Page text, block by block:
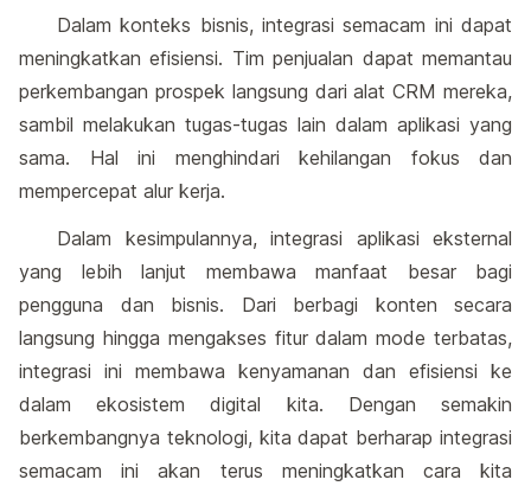
Dalam konteks bisnis, integrasi semacam ini dapat
meningkatkan efisiensi. Tim penjualan dapat memantau
perkembangan prospek langsung dari alat CRM mereka,
sambil melakukan tugas-tugas lain dalam aplikasi yang
sama. Hal ini menghindari kehilangan fokus dan
mempercepat alur kerja.
Dalam kesimpulannya, integrasi aplikasi eksternal
yang lebih lanjut membawa manfaat besar bagi
pengguna dan bisnis. Dari berbagi konten secara
langsung hingga mengakses fitur dalam mode terbatas,
integrasi ini membawa kenyamanan dan efisiensi ke
dalam ekosistem digital kita. Dengan semakin
berkembangnya teknologi, kita dapat berharap integrasi
semacam ini akan terus meningkatkan cara kita